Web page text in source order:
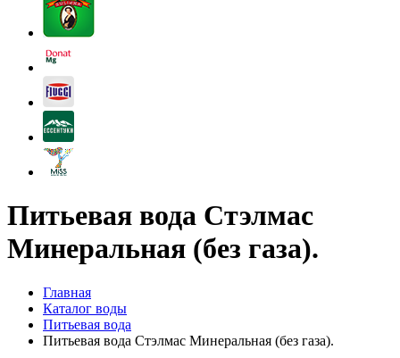
Питьевая вода Стэлмас
Минеральная (без газа).
Главная
Каталог воды
Питьевая вода
Питьевая вода Стэлмас Минеральная (без газа).